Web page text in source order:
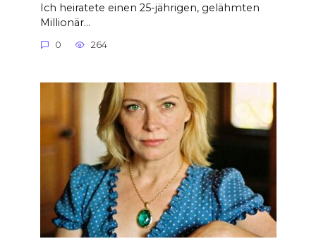
Ich heiratete einen 25-jährigen, gelähmten
Millionär…
0 264